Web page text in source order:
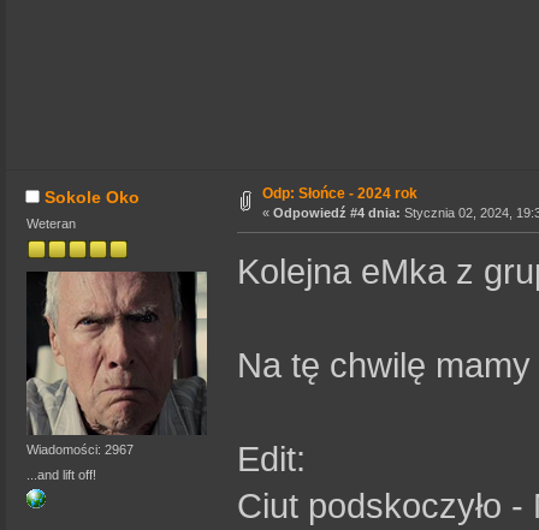
Sokole Oko
Weteran
Wiadomości: 2967
...and lift off!
Odp: Słońce - 2024 rok
« Odpowiedź #4 dnia: Stycznia 02, 2024,
Kolejna eMka z
Na tę chwilę
Edit:
Ciut podskoczyło